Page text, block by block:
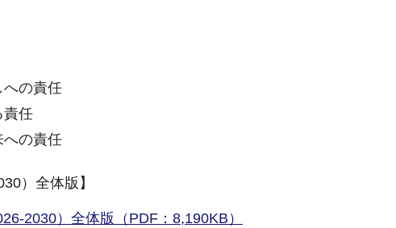
への責任
責任
への責任
）全体版】
2030）全体版（PDF：8,190KB）